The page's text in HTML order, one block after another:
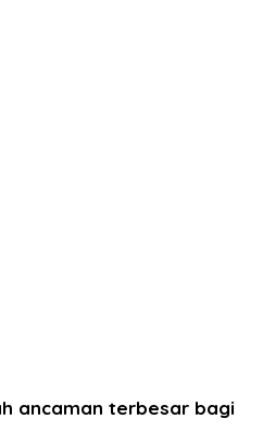
ancaman terbesar bagi